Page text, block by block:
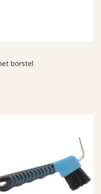
borstel